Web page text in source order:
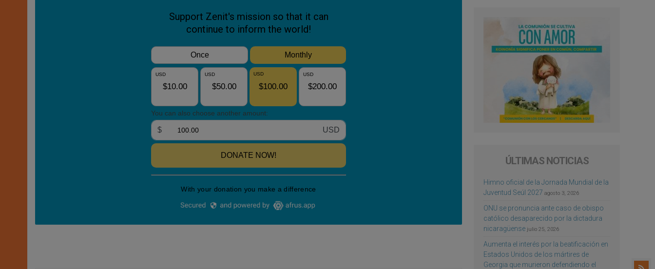
ÚLTIMAS NOTICIAS
Himno oficial de la Jornada Mundial de la
Juventud Seúl 2027 agosto 3, 2026
ONU se pronuncia ante caso de obispo
católico desaparecido por la dictadura
nicaragüense julio 25, 2026
Aumenta el interés por la beatificación en
Estados Unidos de los mártires de
Georgia que murieron defendiendo el